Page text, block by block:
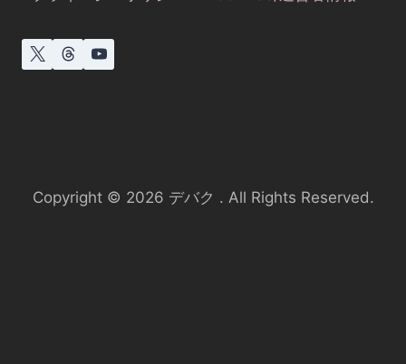
Copyright © 2026 デバク . All Rights Reserved.